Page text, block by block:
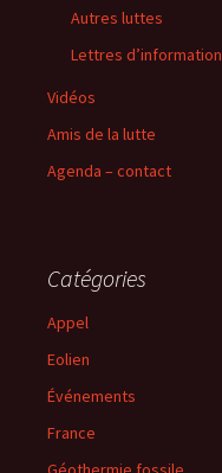
Autres luttes
Lettres d’information
Vidéos
Amis de la lutte
Agenda – contact
Catégories
Appel
Eolien
Événements
France